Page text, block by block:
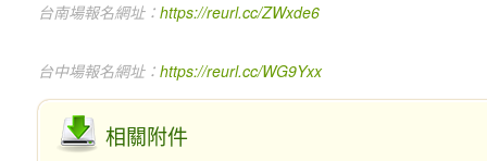
台南場報名網址： https://reurl.cc/ZWxde6
台中場報名網址： https://reurl.cc/WG9Yxx
相關附件